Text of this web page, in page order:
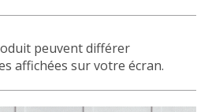
peuvent différer
affichées sur votre écran.